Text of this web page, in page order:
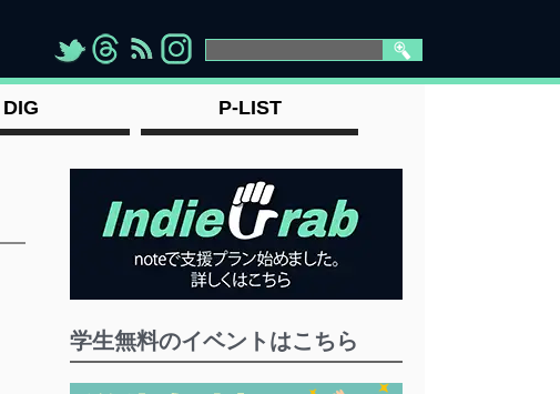
"> "> "> " >
DIG P-LIST
学生無料のイベントはこちら